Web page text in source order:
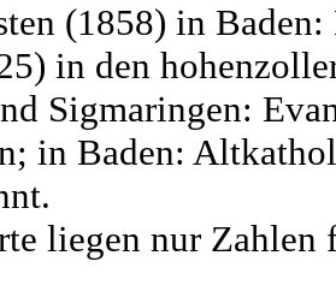
(1858) in
in den
Sigmaringen:
in Baden:
liegen nur Zahlen